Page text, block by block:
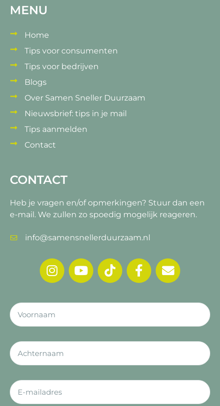
MENU
Home
Tips voor consumenten
Tips voor bedrijven
Blogs
Over Samen Sneller Duurzaam
Nieuwsbrief: tips in je mail
Tips aanmelden
Contact
CONTACT
Heb je vragen en/of opmerkingen? Stuur dan een
e-mail. We zullen zo spoedig mogelijk reageren.
info@samensnellerduurzaam.nl